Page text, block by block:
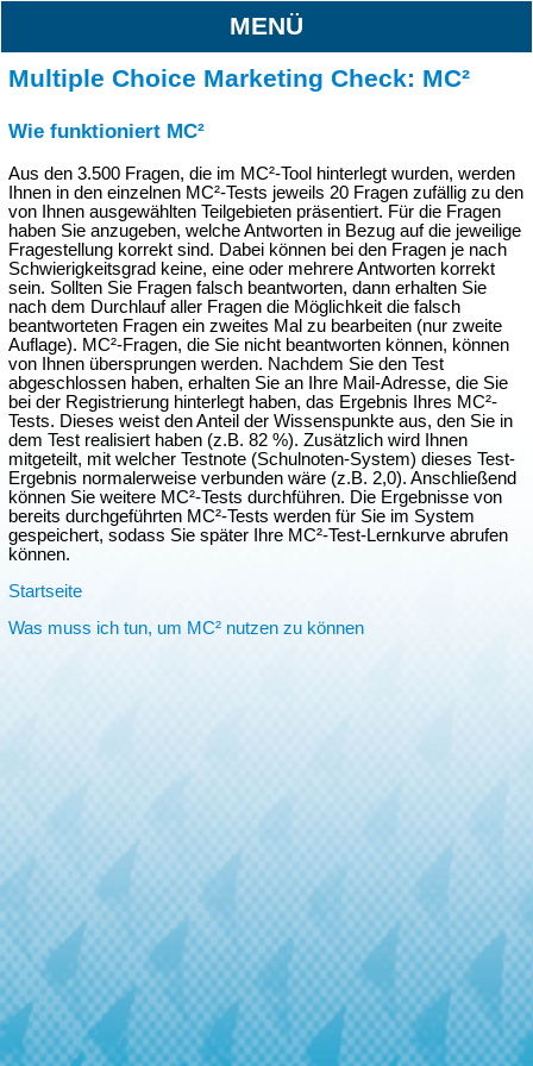
MENÜ
Multiple Choice Marketing Check: MC²
Wie funktioniert MC²
Aus den 3.500 Fragen, die im MC²-Tool hinterlegt wurden, werden
Ihnen in den einzelnen MC²-Tests jeweils 20 Fragen zufällig zu den
von Ihnen ausgewählten Teilgebieten präsentiert. Für die Fragen
haben Sie anzugeben, welche Antworten in Bezug auf die jeweilige
Fragestellung korrekt sind. Dabei können bei den Fragen je nach
Schwierigkeitsgrad keine, eine oder mehrere Antworten korrekt
sein. Sollten Sie Fragen falsch beantworten, dann erhalten Sie
nach dem Durchlauf aller Fragen die Möglichkeit die falsch
beantworteten Fragen ein zweites Mal zu bearbeiten (nur zweite
Auflage). MC²-Fragen, die Sie nicht beantworten können, können
von Ihnen übersprungen werden. Nachdem Sie den Test
abgeschlossen haben, erhalten Sie an Ihre Mail-Adresse, die Sie
bei der Registrierung hinterlegt haben, das Ergebnis Ihres MC²-
Tests. Dieses weist den Anteil der Wissenspunkte aus, den Sie in
dem Test realisiert haben (z.B. 82 %). Zusätzlich wird Ihnen
mitgeteilt, mit welcher Testnote (Schulnoten-System) dieses Test-
Ergebnis normalerweise verbunden wäre (z.B. 2,0). Anschließend
können Sie weitere MC²-Tests durchführen. Die Ergebnisse von
bereits durchgeführten MC²-Tests werden für Sie im System
gespeichert, sodass Sie später Ihre MC²-Test-Lernkurve abrufen
können.
Startseite
Was muss ich tun, um MC² nutzen zu können